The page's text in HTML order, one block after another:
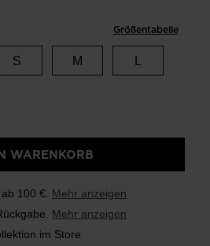
Größentabelle
S M
WARENKORB
100 €. Mehr anzeigen
Mehr anzeigen
im Store